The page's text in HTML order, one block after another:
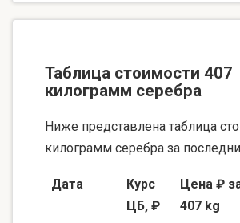
Таблица стоимости 407
килограмм серебра
Ниже представлена таблица
килограмм серебра за
Дата
Курс
ЦБ, ₽
Цена ₽
407 kg